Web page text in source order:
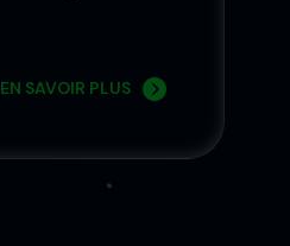
EN SAVOIR PLUS